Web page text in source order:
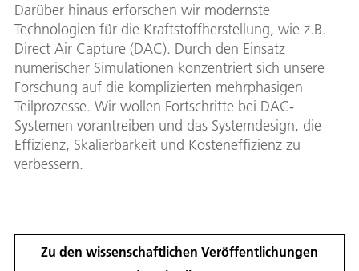
Darüber hinaus erforschen wir modernste
Technologien für die Kraftstoffherstellung, wie z.B.
Direct Air Capture (DAC). Durch den Einsatz
numerischer Simulationen konzentriert sich unsere
Forschung auf die komplizierten mehrphasigen
Teilprozesse. Wir wollen Fortschritte bei DAC-
Systemen vorantreiben und das Systemdesign, die
Effizienz, Skalierbarkeit und Kosteneffizienz zu
verbessern.
Zu den wissenschaftlichen Veröffentlichungen